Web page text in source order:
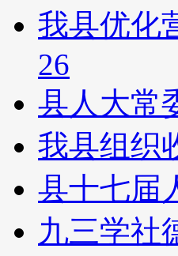
我县优化
26
县人大常
我县组织
县十七届
九三学社